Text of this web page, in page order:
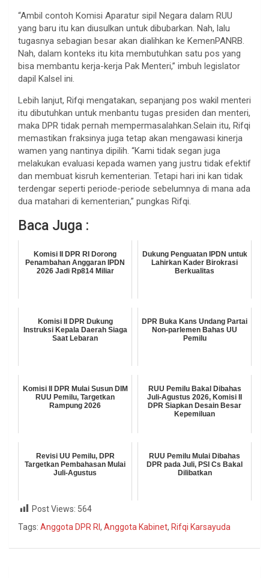
“Ambil contoh Komisi Aparatur sipil Negara dalam RUU
yang baru itu kan diusulkan untuk dibubarkan. Nah, lalu
tugasnya sebagian besar akan dialihkan ke KemenPANRB.
Nah, dalam konteks itu kita membutuhkan satu pos yang
bisa membantu kerja-kerja Pak Menteri,” imbuh legislator
dapil Kalsel ini.
Lebih lanjut, Rifqi mengatakan, sepanjang pos wakil menteri
itu dibutuhkan untuk menbantu tugas presiden dan menteri,
maka DPR tidak pernah mempermasalahkan.Selain itu, Rifqi
memastikan fraksinya juga tetap akan mengawasi kinerja
wamen yang nantinya dipilih. “Kami tidak segan juga
melakukan evaluasi kepada wamen yang justru tidak efektif
dan membuat kisruh kementerian. Tetapi hari ini kan tidak
terdengar seperti periode-periode sebelumnya di mana ada
dua matahari di kementerian,” pungkas Rifqi.
Baca Juga :
Komisi II DPR RI Dorong
Penambahan Anggaran IPDN
2026 Jadi Rp814 Miliar
Dukung Penguatan IPDN untuk
Lahirkan Kader Birokrasi
Berkualitas
Komisi II DPR Dukung
Instruksi Kepala Daerah Siaga
Saat Lebaran
DPR Buka Kans Undang Partai
Non-parlemen Bahas UU
Pemilu
Komisi II DPR Mulai Susun DIM
RUU Pemilu, Targetkan
Rampung 2026
RUU Pemilu Bakal Dibahas
Juli-Agustus 2026, Komisi II
DPR Siapkan Desain Besar
Kepemiluan
Revisi UU Pemilu, DPR
Targetkan Pembahasan Mulai
Juli-Agustus
RUU Pemilu Mulai Dibahas
DPR pada Juli, PSI Cs Bakal
Dilibatkan
Post Views: 564
Tags: Anggota DPR RI , Anggota Kabinet, Rifqi Karsayuda